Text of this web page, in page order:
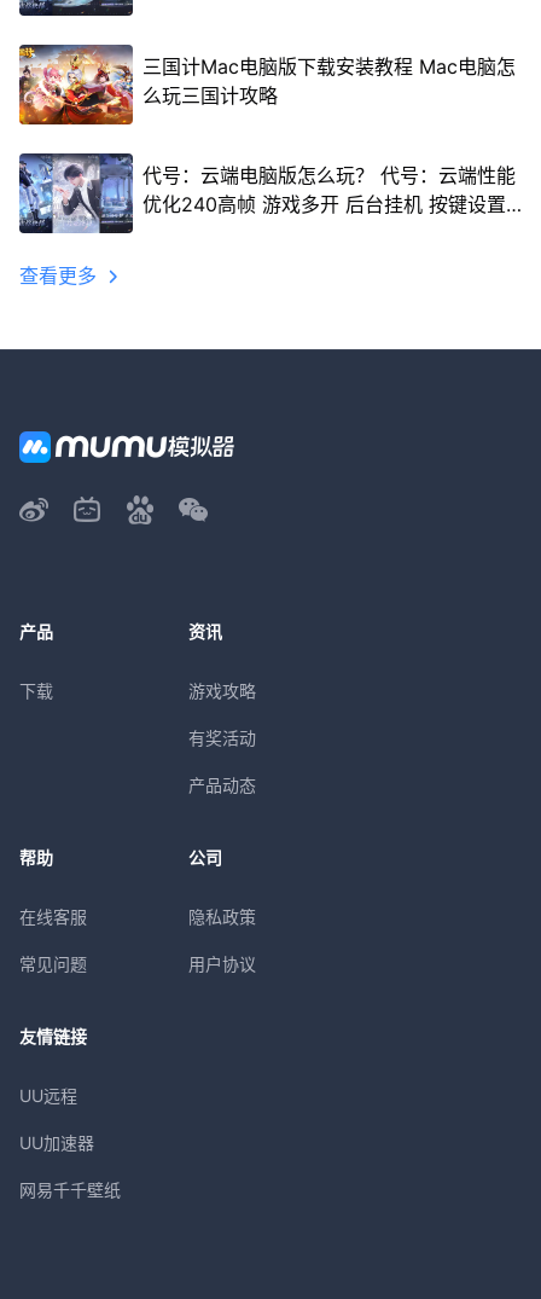
三国计Mac电脑版下载安装教程 Mac电脑怎
么玩三国计攻略
代号：云端电脑版怎么玩？ 代号：云端性能
优化240高帧 游戏多开 后台挂机 按键设置
查看更多
产品
下载
资讯
游戏攻略
有奖活动
产品动态
帮助
在线客服
常见问题
公司
隐私政策
用户协议
友情链接
UU远程
UU加速器
网易千千壁纸